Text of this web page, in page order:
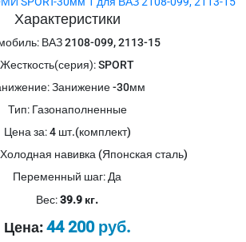
Характеристики
: ВАЗ 2108-099, 2113-15
Жесткость(серия):SPORT
:Занижение -30мм
Тип: Газонаполненные
Цена за:4 шт.(комплект)
Холодная навивка (Японская сталь)
Переменный шаг: Да
Вес:39.9 кг.
Цена:44 200 руб.